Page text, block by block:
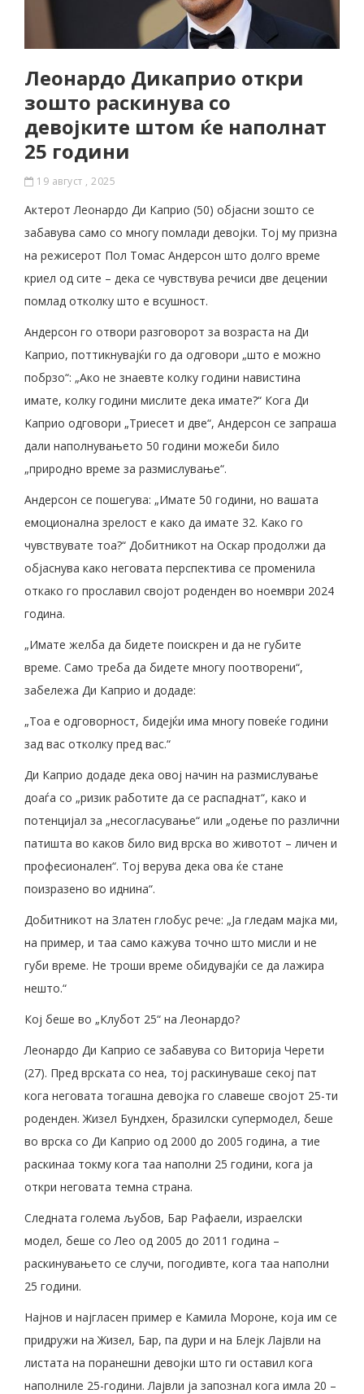
Леонардо Дикаприо откри
зошто раскинува со
девојките штом ќе наполнат
25 години
19 август , 2025
Актерот Леонардо Ди Каприо (50) објасни зошто се
забавува само со многу помлади девојки. Тој му призна
на режисерот Пол Томас Андерсон што долго време
криел од сите – дека се чувствува речиси две децении
помлад отколку што е всушност.
Андерсон го отвори разговорот за возраста на Ди
Kаприо, поттикнувајќи го да одговори „што е можно
побрзо“: „Ако не знаевте колку години навистина
имате, колку години мислите дека имате?“ Кога Ди
Kаприо одговори „Триесет и две“, Андерсон се запраша
дали наполнувањето 50 години можеби било
„природно време за размислување“.
Андерсон се пошегува: „Имате 50 години, но вашата
емоционална зрелост е како да имате 32. Како го
чувствувате тоа?“ Добитникот на Оскар продолжи да
објаснува како неговата перспектива се променила
откако го прославил својот роденден во ноември 2024
година.
„Имате желба да бидете поискрен и да не губите
време. Само треба да бидете многу поотворени“,
забележа Ди Каприо и додаде:
„Тоа е одговорност, бидејќи има многу повеќе години
зад вас отколку пред вас.“
Ди Каприо додаде дека овој начин на размислување
доаѓа со „ризик работите да се распаднат“, како и
потенцијал за „несогласување“ или „одење по различни
патишта во каков било вид врска во животот – личен и
професионален“. Тој верува дека ова ќе стане
поизразено во иднина“.
Добитникот на Златен глобус рече: „Ја гледам мајка ми,
на пример, и таа само кажува точно што мисли и не
губи време. Не троши време обидувајќи се да лажира
нешто.“
Кој беше во „Клубот 25“ на Леонардо?
Леонардо Ди Каприо се забавува со Виторија Черети
(27). Пред врската со неа, тој раскинуваше секој пат
кога неговата тогашна девојка го славеше својот 25-ти
роденден. Жизел Бундхен, бразилски супермодел, беше
во врска со Ди Каприо од 2000 до 2005 година, а тие
раскинаа токму кога таа наполни 25 години, кога ја
откри неговата темна страна.
Следната голема љубов, Бар Рафаели, израелски
модел, беше со Лео од 2005 до 2011 година –
раскинувањето се случи, погодивте, кога таа наполни
25 години.
Најнов и најгласен пример е Камила Мороне, која им се
придружи на Жизел, Бар, па дури и на Блејк Лајвли на
листата на поранешни девојки што ги оставил кога
наполниле 25-години. Лајвли ја запознал кога имла 20 –